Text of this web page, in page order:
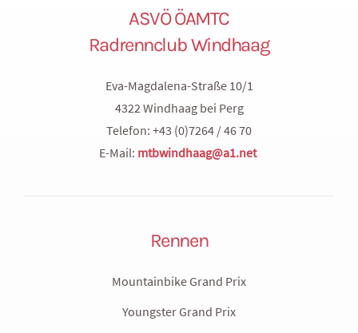
ASVÖ ÖAMTC
Radrennclub Windhaag
Eva-Magdalena-Straße 10/1
4322 Windhaag bei Perg
Telefon: +43 (0)7264 / 46 70
E-Mail: mtbwindhaag@a1.net
Rennen
Mountainbike Grand Prix
Youngster Grand Prix